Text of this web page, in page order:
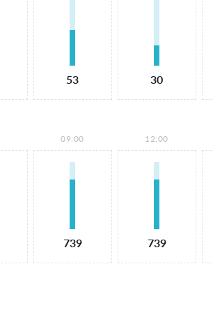
53 30
09:00
739
12:00
739